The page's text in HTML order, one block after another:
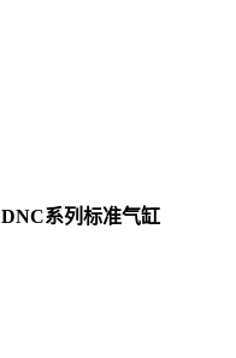
DNC系列标准气缸